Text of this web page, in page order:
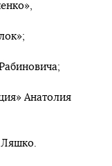
Анатолия
Ляшко.